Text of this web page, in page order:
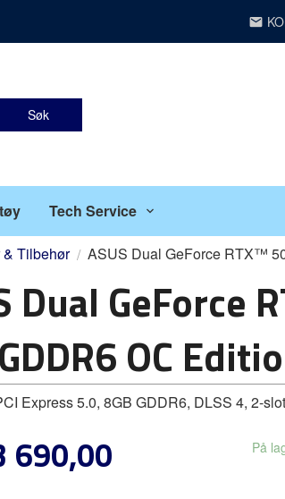
Søk
Tech Service
& Tilbehør ASUS Dual GeForce RTX™
Dual GeForce
OC
Express 5.0, 8GB GDDR6, DLSS 4, 2-
690,00 På